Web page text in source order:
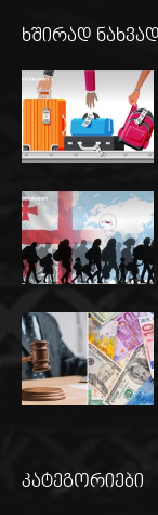
ხშირად
კატეგორიები